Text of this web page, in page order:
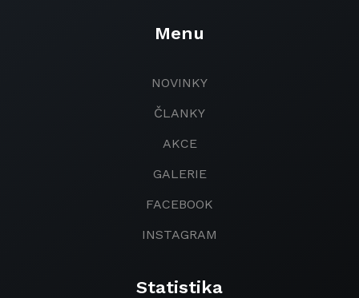
Menu
NOVINKY
ČLANKY
AKCE
GALERIE
FACEBOOK
INSTAGRAM
Statistika